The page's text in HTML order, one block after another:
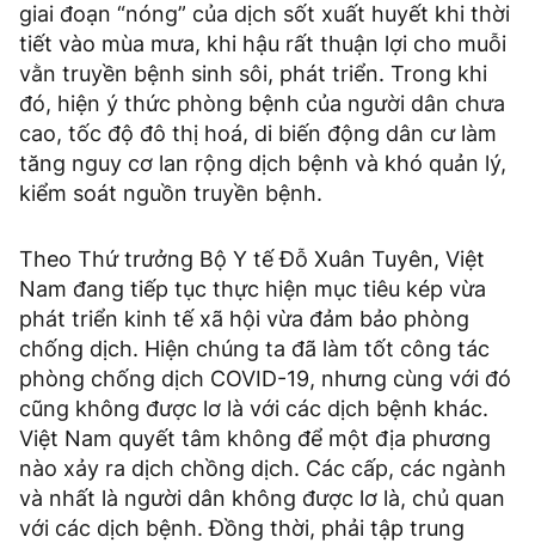
giai đoạn “nóng” của dịch sốt xuất huyết khi thời
tiết vào mùa mưa, khi hậu rất thuận lợi cho muỗi
vằn truyền bệnh sinh sôi, phát triển. Trong khi
đó, hiện ý thức phòng bệnh của người dân chưa
cao, tốc độ đô thị hoá, di biến động dân cư làm
tăng nguy cơ lan rộng dịch bệnh và khó quản lý,
kiểm soát nguồn truyền bệnh.
Theo Thứ trưởng Bộ Y tế Đỗ Xuân Tuyên, Việt
Nam đang tiếp tục thực hiện mục tiêu kép vừa
phát triển kinh tế xã hội vừa đảm bảo phòng
chống dịch. Hiện chúng ta đã làm tốt công tác
phòng chống dịch COVID-19, nhưng cùng với đó
cũng không được lơ là với các dịch bệnh khác.
Việt Nam quyết tâm không để một địa phương
nào xảy ra dịch chồng dịch. Các cấp, các ngành
và nhất là người dân không được lơ là, chủ quan
với các dịch bệnh. Đồng thời, phải tập trung